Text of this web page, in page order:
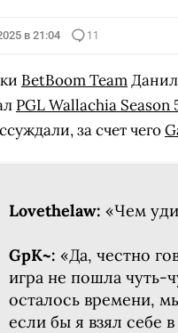
в 21:04 11
BetBoom TeamДанил
PGL Wallachia Season
за счет чего
Lovethelaw: «Чем
GpK~: «Да, честно
игра не пошла чуть-
осталось времени,
если бы я взял себе